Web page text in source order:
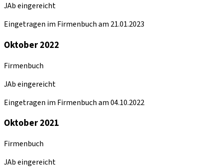
JAb eingereicht
Eingetragen im Firmenbuch am 21.01.2023
Oktober 2022
Firmenbuch
JAb eingereicht
Eingetragen im Firmenbuch am 04.10.2022
Oktober 2021
Firmenbuch
JAb eingereicht